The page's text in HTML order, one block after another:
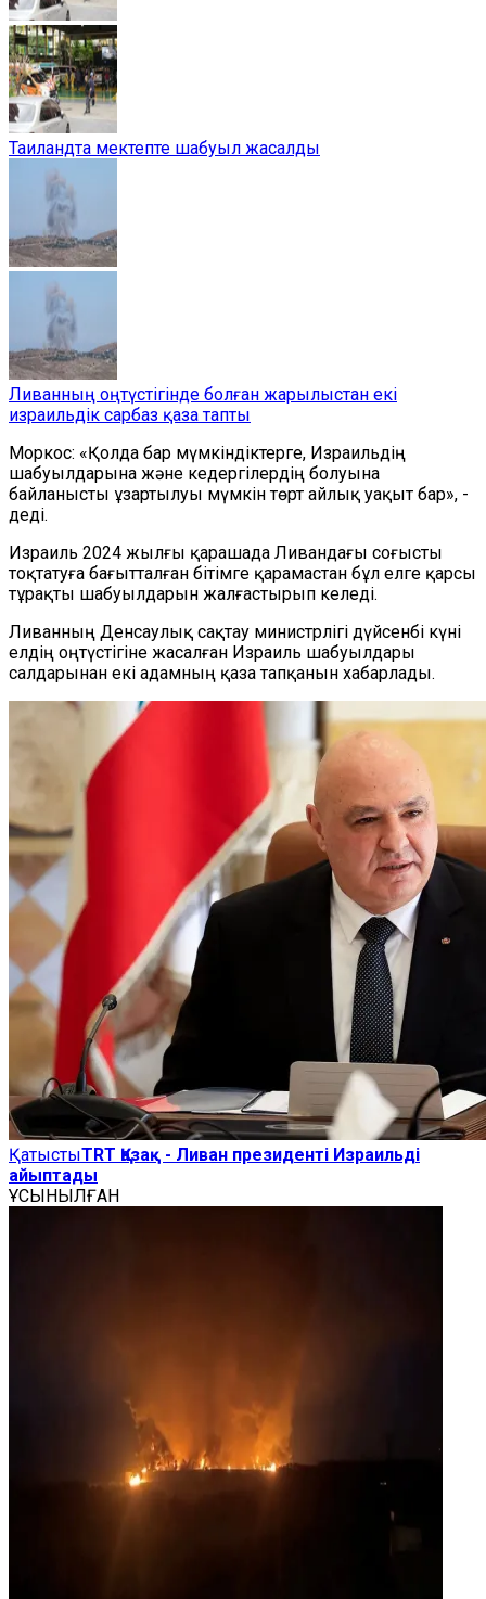
Таиландта мектепте шабуыл жасалды
Ливанның оңтүстігінде болған жарылыстан екі
израильдік сарбаз қаза тапты
Моркос: «Қолда бар мүмкіндіктерге, Израильдің
шабуылдарына және кедергілердің болуына
байланысты ұзартылуы мүмкін төрт айлық уақыт бар», -
деді.
Израиль 2024 жылғы қарашада Ливандағы соғысты
тоқтатуға бағытталған бітімге қарамастан бұл елге қарсы
тұрақты шабуылдарын жалғастырып келеді.
Ливанның Денсаулық сақтау министрлігі дүйсенбі күні
елдің оңтүстігіне жасалған Израиль шабуылдары
салдарынан екі адамның қаза тапқанын хабарлады.
ҚатыстыTRT Қазақ - Ливан президенті Израильді
айыптады
ҰСЫНЫЛҒАН